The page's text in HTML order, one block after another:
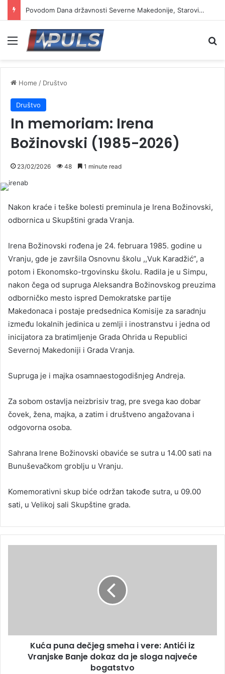
Povodom Dana državnosti Severne Makedonije, Starović i Toškovski u manastiru Prohor Pčinjski
Menu
Home / Društvo
Društvo
In memoriam: Irena
Božinovski (1985-2026)
23/02/2026 48 1 minute read
Nakon kraće i teške bolesti preminula je Irena Božinovski,
odbornica u Skupštini grada Vranja.
Irena Božinovski rođena je 24. februara 1985. godine u
Vranju, gde je završila Osnovnu školu ,,Vuk Karadžić”, a
potom i Ekonomsko-trgovinsku školu. Radila je u Simpu,
nakon čega od supruga Aleksandra Božinovskog preuzima
odborničko mesto ispred Demokratske partije
Makedonaca i postaje predsednica Komisije za saradnju
između lokalnih jedinica u zemlji i inostranstvu i jedna od
inicijatora za bratimljenje Grada Ohrida u Republici
Severnoj Makedoniji i Grada Vranja.
Supruga je i majka osamnaestogodišnjeg Andreja.
Za sobom ostavlja neizbrisiv trag, pre svega kao dobar
čovek, žena, majka, a zatim i društveno angažovana i
odgovorna osoba.
Sahrana Irene Božinovski obaviće se sutra u 14.00 sati na
Bunuševačkom groblju u Vranju.
Komemorativni skup biće održan takođe sutra, u 09.00
sati, u Velikoj sali Skupštine grada.
Kuća puna dečjeg smeha i vere: Antići iz
Vranjske Banje dokaz da je sloga najveće
bogatstvo